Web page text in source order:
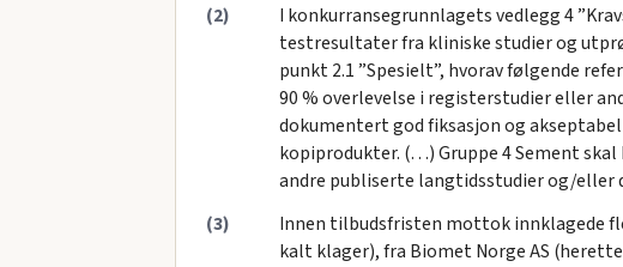
(2)
I konkurransegrunnlagets vedlegg 4
testresultater fra kliniske studier og
punkt 2.1 ”Spesielt”, hvorav følgende
90 % overlevelse i registerstudier eller
dokumentert god fiksasjon og
kopiprodukter. (…) Gruppe 4 Sement
andre publiserte langtidsstudier og/eller
(3)
Innen tilbudsfristen mottok innklagede
kalt klager), fra Biomet Norge AS